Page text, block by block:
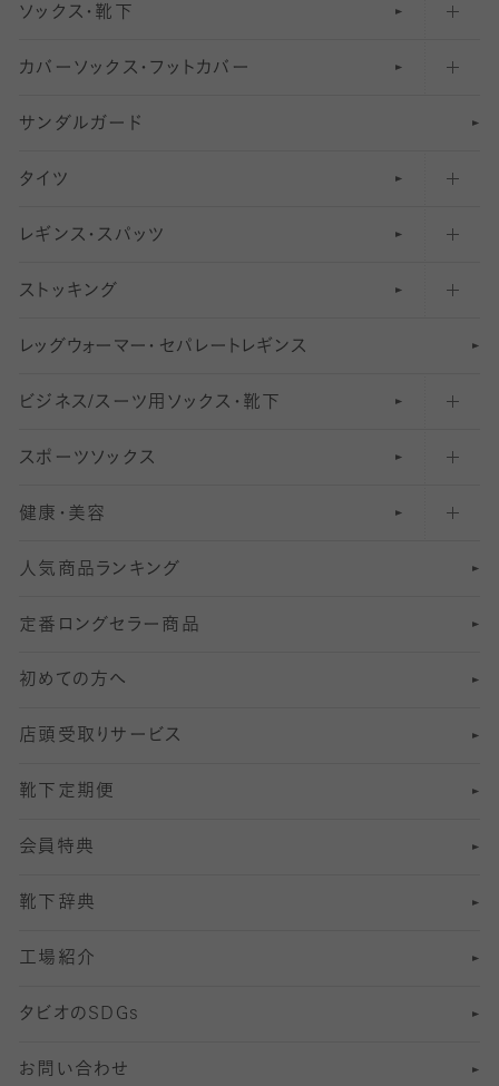
ソックス・靴下
五本指ソックス・靴下
足袋ソックス・靴下
無地・プレーンソックス・靴下
柄ソックス・靴下
スニーカー（くるぶし）用ソックス
アンクル・ショートソックス（くるぶし上）
クルーソックス（ふくらはぎ下）
ハイソックス
オーバーニー・ニーハイソックス
カバーソックス・フットカバー
フットカバー・カバーソックス（深め）
フットカバー・カバーソックス（ふつう）
フットカバー・カバーソックス（浅め）
サンダルガード
タイツ
30デニール以下のタイツ（薄手タイツ）
31〜40デニールタイツ
41〜60デニールタイツ
61〜80デニールタイツ
81 〜110デニールタイツ
111〜210デニールタイツ
211デニールタイツ以上（防寒・厚手タイツ）
レギンス・スパッツ
柄レギンス
無地レギンス
レギンスパンツ（レギパン）
マタニティレギンス
5 分丈
6 分丈レギンス
7 分丈 レギンス
8分丈 レギンス
10分丈 レギンス
12分丈レギンス
13分丈レギンス
ストッキング
伝線しにくいストッキング
ショートストッキング
結婚式用ストッキング
美脚ストッキング
オールスルーストッキング
レッ グ ウォー マー ・ セパレー ト レ ギンス
ビジネス/スーツ用 ソックス・靴下
匠シリーズ
フレッシャーズ向けソックス・靴下
冠婚葬祭向けソックス・靴下
スーツカジュアルソックス・靴下
ロングホーズ
スポーツソックス
ランニングソックス・靴下
ゴルフソックス・靴下
サッカー・フットサル用ソックス
ヨガソックス・靴下
スポーツ用レッグウォーマー
SSサイズ（21～23cm）
Sサイズ（22～25cm）
Mサイズ（25～27cm）
Lサイズ（27～29cm）
健康・美容
インナーソックス
加圧・着圧ソックス
冷えとり靴下
着圧・加圧タイツ
むくみ対策
足の疲れ対策
足の臭い対策
冷え対策
靴ずれ対策
快適な睡眠対策
人気商品ランキング
定番ロングセラー商品
初めての方へ
店頭受取りサービス
靴下定期便
会員特典
靴下辞典
工場紹介
タビオのSDGs
お問い合わせ